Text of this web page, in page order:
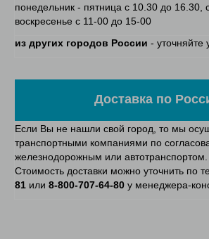
понедельник - пятница с 10.30 до 16.30,
воскресенье с 11-00 до 15-00
из других городов России - уточняйте
Доставка по
Если Вы не нашли свой город, то мы
транспортными компаниями по
железнодорожным или
Стоимость доставки можно уточнить по
81 или 8-800-707-64-80 у менеджера-